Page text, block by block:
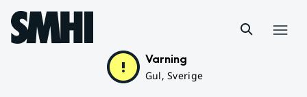
Hoppa till sidans innehåll
Varning
Gul, Sverige